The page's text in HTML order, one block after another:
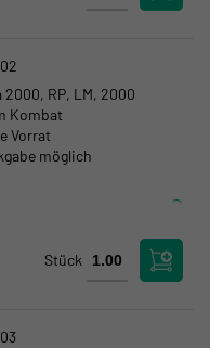
2000, RP, LM, 2000
Kombat
Vorrat
möglich
Stück